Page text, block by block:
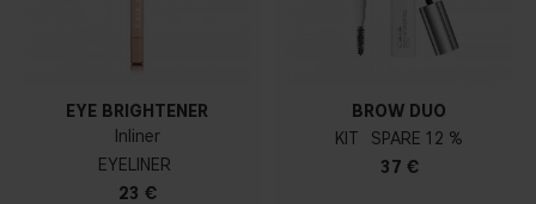
EYE BRIGHTENER
Inliner
EYELINER
23 €
BROW DUO
KIT
12 %
37 €